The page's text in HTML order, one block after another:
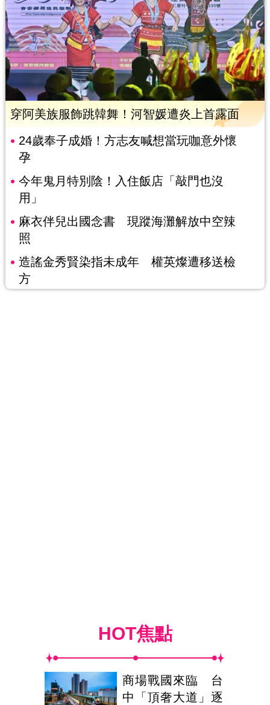
穿阿美族服飾跳韓舞！河智媛遭炎上首露面
24歲奉子成婚！方志友喊想當玩咖意外懷
孕
今年鬼月特別陰！入住飯店「敲門也沒
用」
麻衣伴兒出國念書 現蹤海灘解放中空辣
照
造謠金秀賢染指未成年 權英燦遭移送檢
方
HOT焦點
商場戰國來臨 台
中「頂奢大道」逐